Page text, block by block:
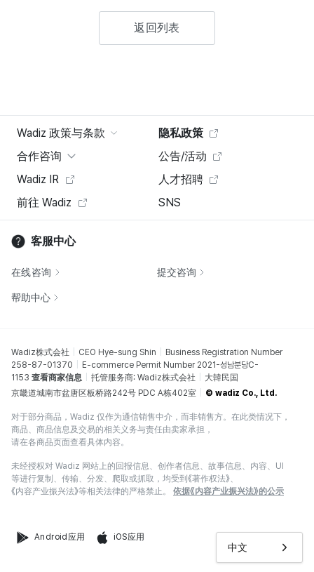
中文
返回列表
Wadiz 政策与条款
隐私政策
合作咨询
公告/活动
Wadiz IR
人才招聘
前往 Wadiz
SNS
客服中心
在线咨询 提交咨询
帮助中心
Wadiz株式会社 CEO Hye-sung Shin
Business Registration Number
258-87-01370
E-commerce Permit Number 2021-성남분당C-
1153 查看商家信息 托管服务商: Wadiz株式会社
大韓民国
京畿道城南市盆唐区板桥路242号 PDC A栋402室
© wadiz Co., Ltd.
对于部分商品，Wadiz 仅作为通信销售中介，而非销售方。在此类情况下，
商品、商品信息及交易的相关义务与责任由卖家承担，
请在各商品页面查看具体内容。
未经授权对 Wadiz 网站上的回报信息、创作者信息、故事信息、内容、UI
等进行复制、传输、分发、爬取或抓取，均受到《著作权法》、
《内容产业振兴法》等相关法律的严格禁止。
依据《内容产业振兴法》的公示
Android应用 iOS应用